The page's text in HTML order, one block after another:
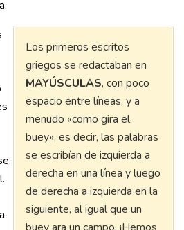
Los primeros escritos
griegos se redactaban en
MAYÚSCULAS, con poco
espacio entre líneas, y a
menudo «como gira el
buey», es decir, las palabras
se escribían de izquierda a
derecha en una línea y luego
de derecha a izquierda en la
siguiente, al igual que un